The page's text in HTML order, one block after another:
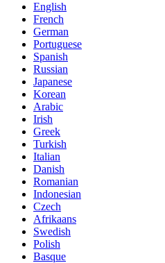
English
French
German
Portuguese
Spanish
Russian
Japanese
Korean
Arabic
Irish
Greek
Turkish
Italian
Danish
Romanian
Indonesian
Czech
Afrikaans
Swedish
Polish
Basque